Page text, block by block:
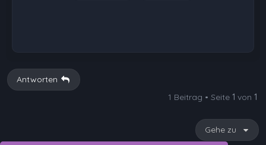
Antworten
1 Beitrag • Seite 1 von 1
Gehe zu